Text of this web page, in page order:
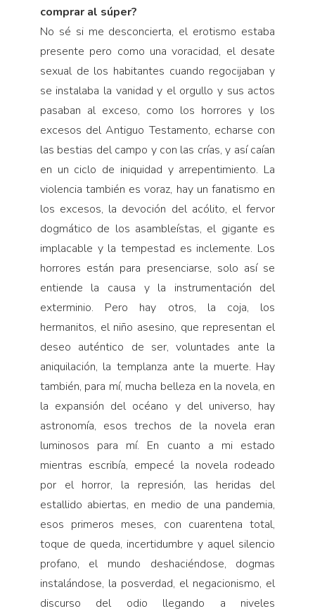
comprar al súper?
No sé si me desconcierta, el erotismo estaba
presente pero como una voracidad, el desate
sexual de los habitantes cuando regocijaban y
se instalaba la vanidad y el orgullo y sus actos
pasaban al exceso, como los horrores y los
excesos del Antiguo Testamento, echarse con
las bestias del campo y con las crías, y así caían
en un ciclo de iniquidad y arrepentimiento. La
violencia también es voraz, hay un fanatismo en
los excesos, la devoción del acólito, el fervor
dogmático de los asambleístas, el gigante es
implacable y la tempestad es inclemente. Los
horrores están para presenciarse, solo así se
entiende la causa y la instrumentación del
exterminio. Pero hay otros, la coja, los
hermanitos, el niño asesino, que representan el
deseo auténtico de ser, voluntades ante la
aniquilación, la templanza ante la muerte. Hay
también, para mí, mucha belleza en la novela, en
la expansión del océano y del universo, hay
astronomía, esos trechos de la novela eran
luminosos para mí. En cuanto a mi estado
mientras escribía, empecé la novela rodeado
por el horror, la represión, las heridas del
estallido abiertas, en medio de una pandemia,
esos primeros meses, con cuarentena total,
toque de queda, incertidumbre y aquel silencio
profano, el mundo deshaciéndose, dogmas
instalándose, la posverdad, el negacionismo, el
discurso del odio llegando a niveles